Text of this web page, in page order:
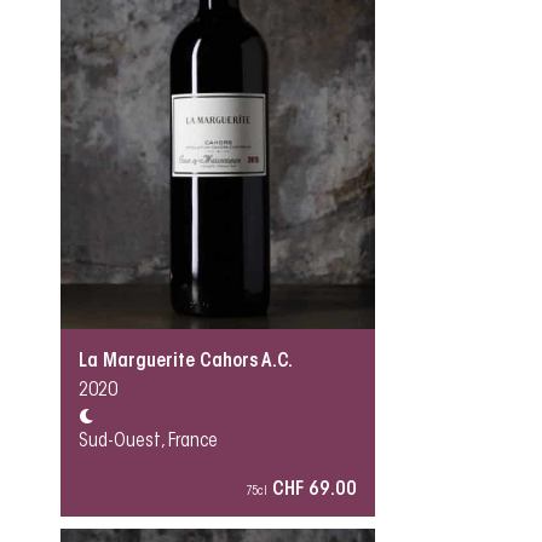
La Marguerite Cahors A.C.
2020
Sud-Ouest, France
75cl CHF 69.00